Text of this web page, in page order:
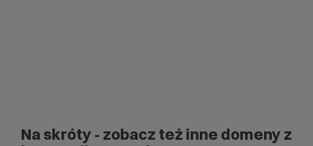
Na skróty - zobacz też inne domeny z